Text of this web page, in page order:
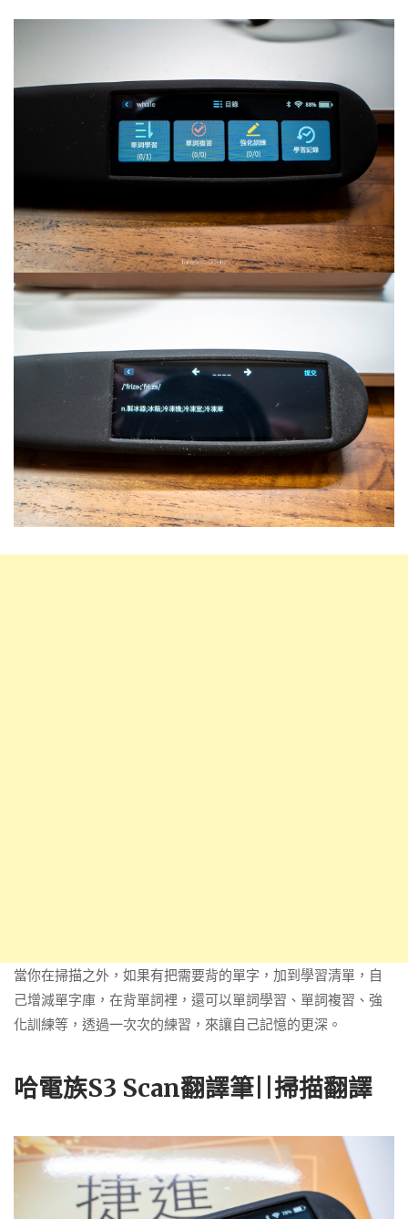
當你在掃描之外，如果有把需要背的單字，加到學習清單，自
己增減單字庫，在背單詞裡，還可以單詞學習、單詞複習、強
化訓練等，透過一次次的練習，來讓自己記憶的更深。
哈電族S3 Scan翻譯筆||掃描翻譯